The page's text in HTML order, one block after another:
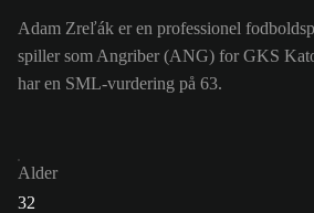
Adam Zreľák er en professionel
spiller som Angriber (ANG) for GKS
har en SML-vurdering på 63.
Alder
32